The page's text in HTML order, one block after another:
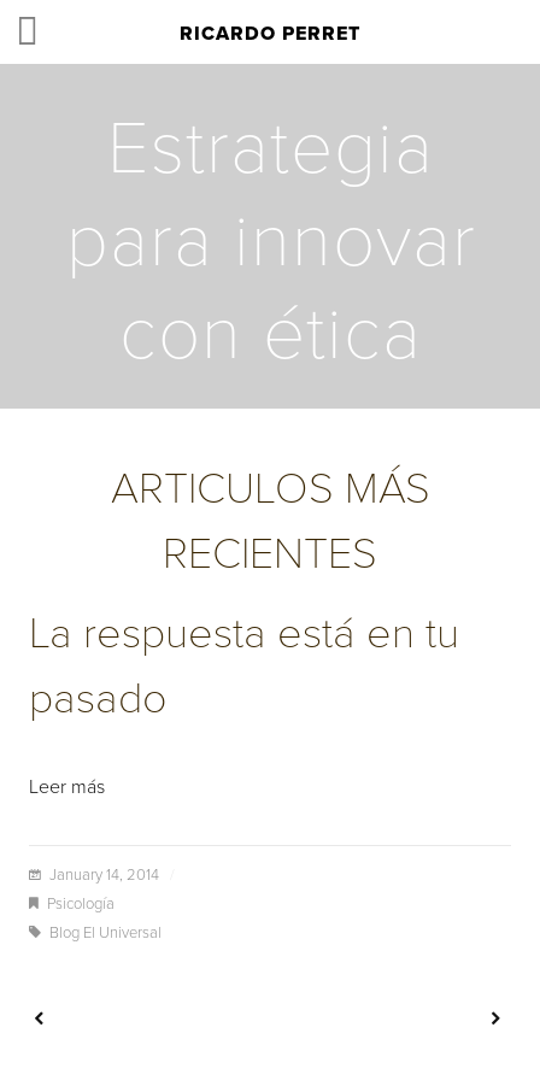
RICARDO PERRET
Estrategia
para innovar
con ética
ARTICULOS MÁS
RECIENTES
La respuesta está en tu
pasado
Leer más
January 14, 2014
Psicología
Blog El Universal